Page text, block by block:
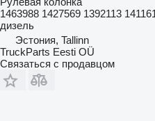
1463988 1427569 1392113
дизель
Эстония, Tallinn
TruckParts Eesti OÜ
Связаться с продавцом